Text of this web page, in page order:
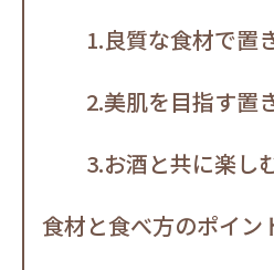
1.良質な食材で置
2.美肌を目指す置
3.お酒と共に楽し
食材と食べ方のポイン